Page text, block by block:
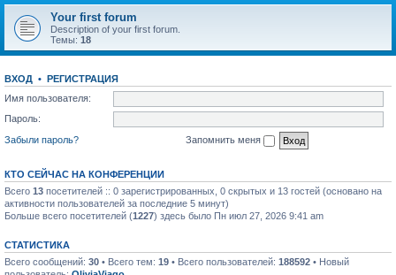
с
Your first forum
Description of your first forum.
Темы: 18
ВХОД • РЕГИСТРАЦИЯ
Имя пользователя:
Пароль:
Забыли пароль?
Запомнить меня
КТО СЕЙЧАС НА КОНФЕРЕНЦИИ
Всего 13 посетителей :: 0 зарегистрированных, 0 скрытых и 13 гостей (основано на
активности пользователей за последние 5 минут)
Больше всего посетителей (1227) здесь было Пн июл 27, 2026 9:41 am
СТАТИСТИКА
Всего сообщений: 30 • Всего тем: 19 • Всего пользователей: 188592 • Новый